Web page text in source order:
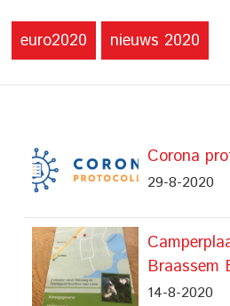
euro2020 nieuws 2020
Corona
29-8-2020
Braassem
14-8-2020